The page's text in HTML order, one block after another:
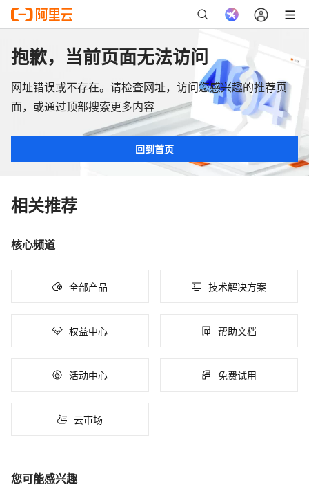
抱歉，当前页面无法访问
网址错误或不存在。请检查网址，访问您感兴趣的推荐页
面，或通过顶部搜索更多内容
回到首页
相关推荐
核心频道
全部产品 技术解决方案
权益中心 帮助文档
活动中心 免费试用
云市场
您可能感兴趣